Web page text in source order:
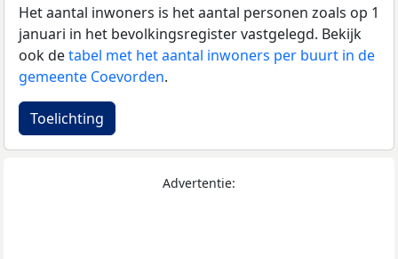
Het aantal inwoners is het aantal personen zoals op 1
januari in het bevolkingsregister vastgelegd. Bekijk
ook detabel met het aantal inwoners per buurt in de
gemeente Coevorden.
Toelichting
Advertentie: